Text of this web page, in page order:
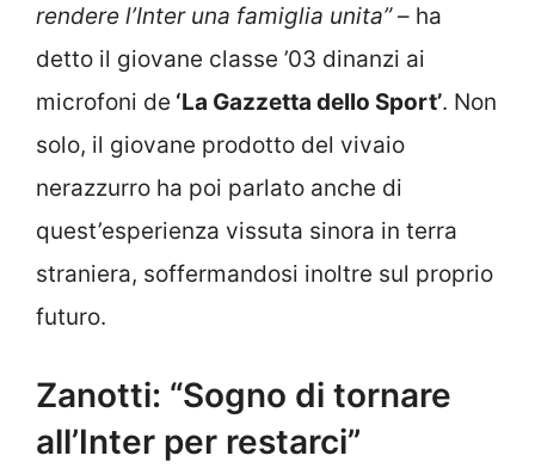
rendere l’Inter una famiglia unita”– ha
detto il giovane classe ’03 dinanzi ai
microfoni de ‘La Gazzetta dello Sport’. Non
solo, il giovane prodotto del vivaio
nerazzurro ha poi parlato anche di
quest’esperienza vissuta sinora in terra
straniera, soffermandosi inoltre sul proprio
futuro.
Zanotti: “Sogno di tornare
all’Inter per restarci”